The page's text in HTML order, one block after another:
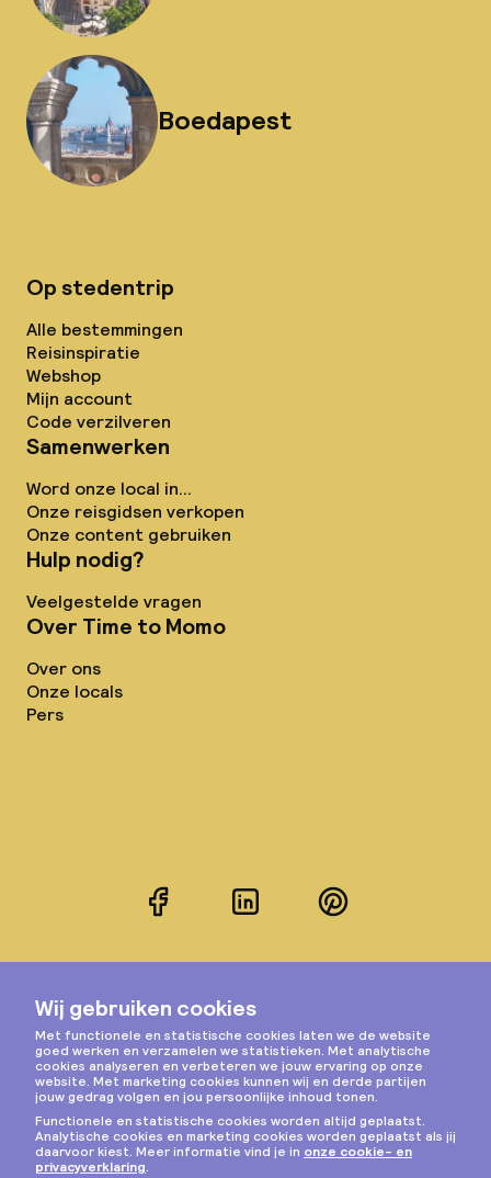
Boedapest
Op stedentrip
Alle bestemmingen
Reisinspiratie
Webshop
Mijn account
Code verzilveren
Samenwerken
Word onze local in...
Onze reisgidsen verkopen
Onze content gebruiken
Hulp nodig?
Veelgestelde vragen
Over Time to Momo
Over ons
Onze locals
Pers
FacebookLinkedInPinterest
Instagram